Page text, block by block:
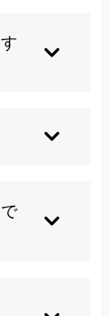
痛みが少
々に強度
ため専門
い。
を行って
ます。
ます。
期治療が
るため、